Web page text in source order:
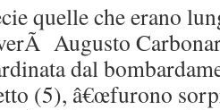
quelle che erano
Augusto
dal
(5), â€œfurono